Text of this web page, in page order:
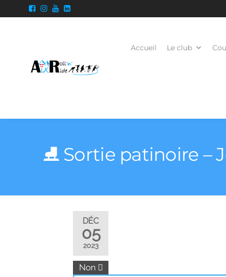
Accueil Le club
⛸️ Sortie patinoire –
DÉC
05
2023
Non